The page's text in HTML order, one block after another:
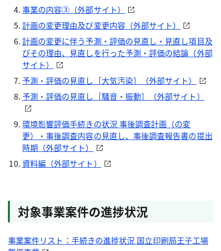
事業の内容③（外部サイト）
計画の変更理由及び変更内容（外部サイト）
計画の変更に伴う予測・評価の見直し・見直し項目及
びその理由、見直しを行った予測・評価の結論（外部
サイト）
予測・評価の見直し［大気汚染］（外部サイト）
予測・評価の見直し［騒音・振動］（外部サイト）
環境影響評価手続きの状況 事後調査計画（の変
更）・事後調査内容の見直し、事後調査報告書の提出
時期（外部サイト）
資料編（外部サイト）
対象事業案件の進捗状況
事業案件リスト：手続きの進捗状況 国立印刷局王子工場